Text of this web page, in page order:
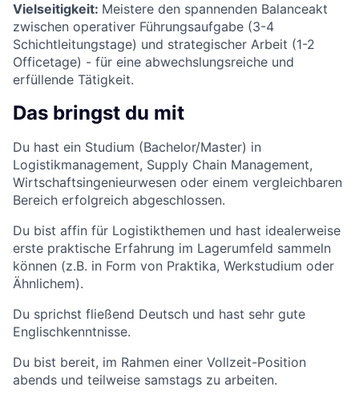
Vielseitigkeit: Meistere den spannenden Balanceakt
zwischen operativer Führungsaufgabe (3-4
Schichtleitungstage) und strategischer Arbeit (1-2
Officetage) - für eine abwechslungsreiche und
erfüllende Tätigkeit.
Das bringst du mit
Du hast ein Studium (Bachelor/Master) in
Logistikmanagement, Supply Chain Management,
Wirtschaftsingenieurwesen oder einem vergleichbaren
Bereich erfolgreich abgeschlossen.
Du bist affin für Logistikthemen und hast idealerweise
erste praktische Erfahrung im Lagerumfeld sammeln
können (z.B. in Form von Praktika, Werkstudium oder
Ähnlichem).
Du sprichst fließend Deutsch und hast sehr gute
Englischkenntnisse.
Du bist bereit, im Rahmen einer Vollzeit-Position
abends und teilweise samstags zu arbeiten.